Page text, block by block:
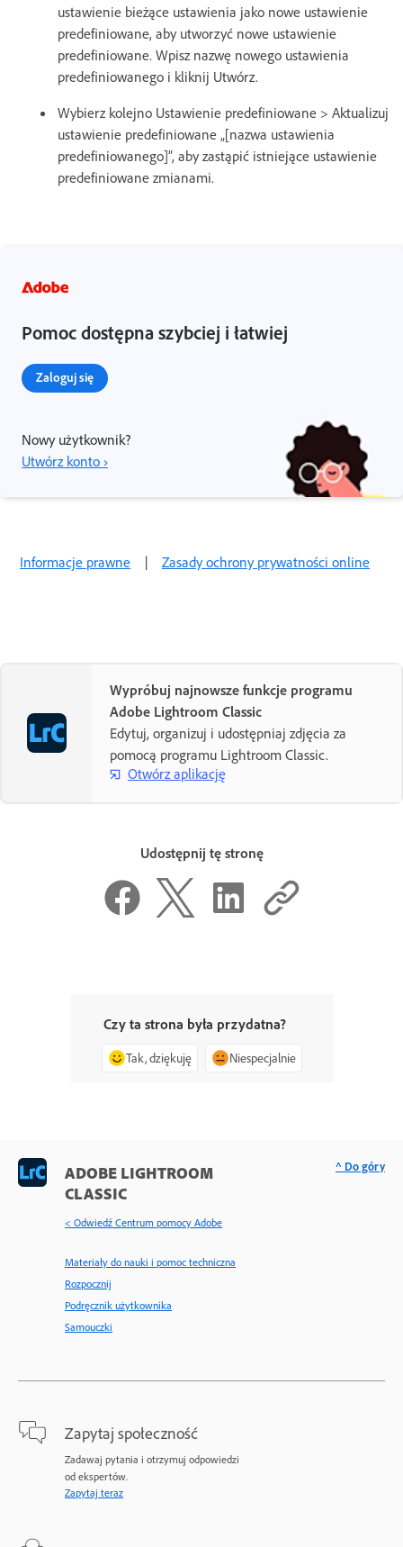
ustawienie bieżące ustawienia jako nowe ustawienie
predefiniowane, aby utworzyć nowe ustawienie
predefiniowane. Wpisz nazwę nowego ustawienia
predefiniowanego i kliknij Utwórz.
Wybierz kolejno Ustawienie predefiniowane > Aktualizuj
ustawienie predefiniowane „[nazwa ustawienia
predefiniowanego]”, aby zastąpić istniejące ustawienie
predefiniowane zmianami.
Pomoc dostępna szybciej i łatwiej
Zaloguj się
Nowy użytkownik?
Utwórz konto ›
Informacje prawne | Zasady ochrony prywatności online
Wypróbuj najnowsze funkcje programu
Adobe Lightroom Classic
Edytuj, organizuj i udostępniaj zdjęcia za
pomocą programu Lightroom Classic.
Otwórz aplikację
Udostępnij tę stronę
Czy ta strona była przydatna?
Tak, dziękuję Niespecjalnie
ADOBE LIGHTROOM
CLASSIC
< Odwiedź Centrum pomocy Adobe
Materiały do nauki i pomoc techniczna
Rozpocznij
Podręcznik użytkownika
Samouczki
Zapytaj społeczność
Zadawaj pytania i otrzymuj odpowiedzi
od ekspertów.
Zapytaj teraz
^ Do góry